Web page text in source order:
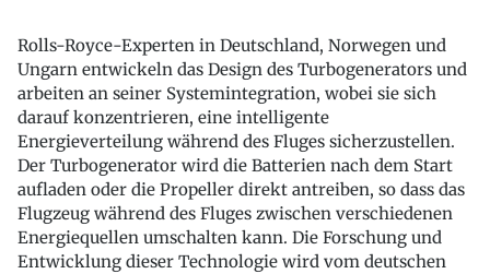
Rolls-Royce-Experten in Deutschland, Norwegen und
Ungarn entwickeln das Design des Turbogenerators und
arbeiten an seiner Systemintegration, wobei sie sich
darauf konzentrieren, eine intelligente
Energieverteilung während des Fluges sicherzustellen.
Der Turbogenerator wird die Batterien nach dem Start
aufladen oder die Propeller direkt antreiben, so dass das
Flugzeug während des Fluges zwischen verschiedenen
Energiequellen umschalten kann. Die Forschung und
Entwicklung dieser Technologie wird vom deutschen